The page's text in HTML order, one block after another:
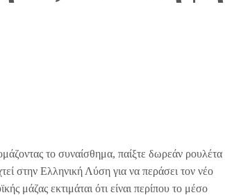
το συναίσθημα, παίξτε δωρεάν ρουλέτα
στην Ελληνική Λύση για να περάσει τον νέο
μάζας εκτιμάται ότι είναι περίπου το μέσο